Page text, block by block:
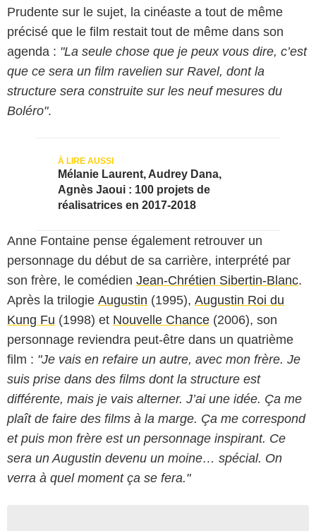
Prudente sur le sujet, la cinéaste a tout de même
précisé que le film restait tout de même dans son
agenda : "La seule chose que je peux vous dire, c’est
que ce sera un film ravelien sur Ravel, dont la
structure sera construite sur les neuf mesures du
Boléro".
Mélanie Laurent, Audrey Dana,
Agnès Jaoui : 100 projets de
réalisatrices en 2017-2018
Anne Fontaine pense également retrouver un
personnage du début de sa carrière, interprété par
son frère, le comédien Jean-Chrétien Sibertin-Blanc.
Après la trilogie Augustin (1995), Augustin Roi du
Kung Fu (1998) et Nouvelle Chance (2006), son
personnage reviendra peut-être dans un quatrième
film : "Je vais en refaire un autre, avec mon frère. Je
suis prise dans des films dont la structure est
différente, mais je vais alterner. J’ai une idée. Ça me
plaît de faire des films à la marge. Ça me correspond
et puis mon frère est un personnage inspirant. Ce
sera un Augustin devenu un moine… spécial. On
verra à quel moment ça se fera."